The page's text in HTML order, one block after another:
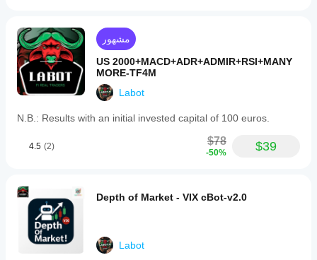
مشهور
US 2000+MACD+ADR+ADMIR+RSI+MANY
MORE-TF4M
Labot
N.B.: Results with an initial invested capital of 100 euros.
4.5 (2) $78
-50% $39
Depth of Market - VIX cBot-v2.0
Labot